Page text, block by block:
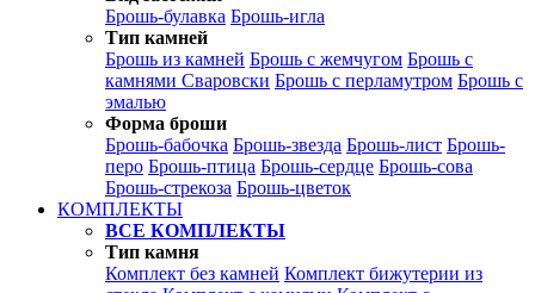
Брошь-булавка Брошь-игла
Тип камней
Брошь из камней Брошь с жемчугом Брошь с
камнями Сваровски Брошь с перламутром Брошь с
эмалью
Форма броши
Брошь-бабочка Брошь-звезда Брошь-лист Брошь-
перо Брошь-птица Брошь-сердце Брошь-сова
Брошь-стрекоза Брошь-цветок
КОМПЛЕКТЫ
ВСЕ КОМПЛЕКТЫ
Тип камня
Комплект без камней Комплект бижутерии из